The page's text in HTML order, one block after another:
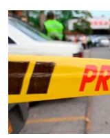
Contenido multimedia